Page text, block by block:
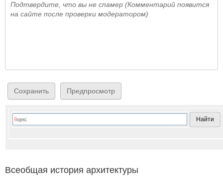
Подтвердите, что вы не спамер (Комментарий появится
на сайте после проверки модератором)
Всеобщая история архитектуры